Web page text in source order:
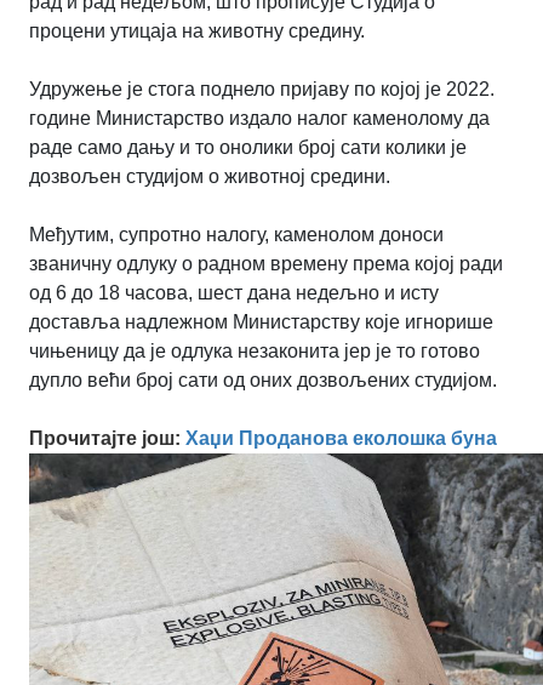
процени утицаја на животну средину.
Удружење је стога поднело пријаву по којој је 2022.
године Министарство издало налог каменолому да
раде само дању и то онолики број сати колики је
дозвољен студијом о животној средини.
Међутим, супротно налогу, каменолом доноси
званичну одлуку о радном времену према којој ради
од 6 до 18 часова, шест дана недељно и исту
доставља надлежном Министарству које игнорише
чињеницу да је одлука незаконита јер је то готово
дупло већи број сати од оних дозвољених студијом.
Прочитајте још: Хаџи Проданова еколошка буна